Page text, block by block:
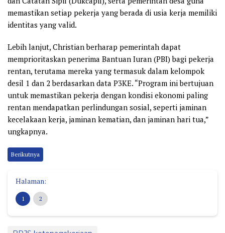
memastikan setiap pekerja yang berada di usia kerja memiliki
identitas yang valid.
Lebih lanjut, Christian berharap pemerintah dapat
memprioritaskan penerima Bantuan Iuran (PBI) bagi pekerja
rentan, terutama mereka yang termasuk dalam kelompok
desil 1 dan 2 berdasarkan data P3KE. “Program ini bertujuan
untuk memastikan pekerja dengan kondisi ekonomi paling
rentan mendapatkan perlindungan sosial, seperti jaminan
kecelakaan kerja, jaminan kematian, dan jaminan hari tua,”
ungkapnya.
Berikutnya
Halaman:
1 2